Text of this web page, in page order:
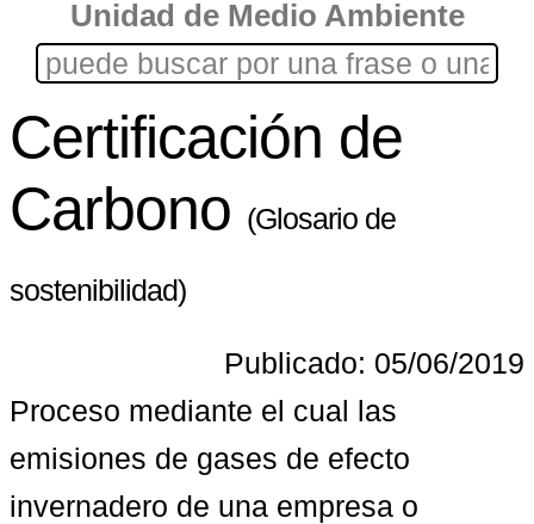
Unidad de Medio Ambiente
Certificación de
Carbono (Glosario de
sostenibilidad)
Publicado: 05/06/2019
Proceso mediante el cual las
emisiones de gases de efecto
invernadero de una empresa o